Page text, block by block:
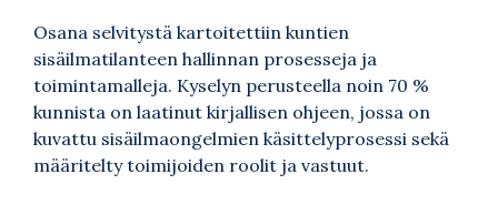
Osana selvitystä kartoitettiin kuntien
sisäilmatilanteen hallinnan prosesseja ja
toimintamalleja. Kyselyn perusteella noin 70 %
kunnista on laatinut kirjallisen ohjeen, jossa on
kuvattu sisäilmaongelmien käsittelyprosessi sekä
määritelty toimijoiden roolit ja vastuut.